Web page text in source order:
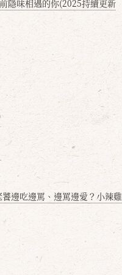
隱味相遇的你(2025持續更新
邊罵、邊罵邊愛？小辣雞揭密！」